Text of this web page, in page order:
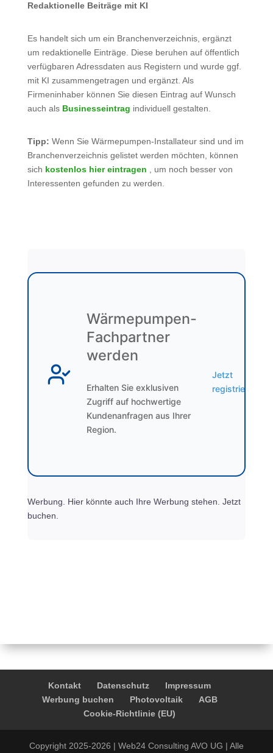
Redaktionelle Beiträge mit KI
Es handelt sich um ein Branchenverzeichnis, ergänzt
um redaktionelle Einträge. Diese beruhen auf öffentlich
verfügbaren Adressdaten aus Registern und wurde ggf.
mit KI zusammengetragen und ergänzt. Als
Firmeninhaber können Sie diesen Eintrag auf Wunsch
auch als Businesseintrag individuell gestalten.
Tipp: Wenn Sie Wärmepumpen-Installateur sind und im
Branchenverzeichnis gelistet werden möchten, können
sich kostenlos hier eintragen , um noch besser von
Interessenten gefunden zu werden.
Wärmepumpen-
Fachpartner
werden
Erhalten Sie exklusiven
Zugriff auf hochwertige
Kundenanfragen aus Ihrer
Region.
Jetzt
registrieren
Werbung. Hier könnte auch Ihre Werbung stehen. Jetzt
buchen.
Kontakt Datenschutz
Impressum
Werbung buchen
Photovoltaik
AGB
Cookie-Richtlinie (EU)
Copyright 2025-2026 | Web24 Consulting AVO UG | Alle